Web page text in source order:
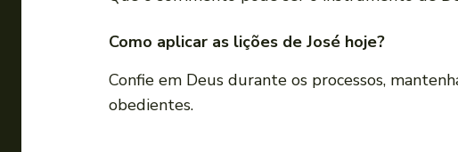
Como aplicar as lições de José hoje?
Confie em Deus durante os processos,
obedientes.